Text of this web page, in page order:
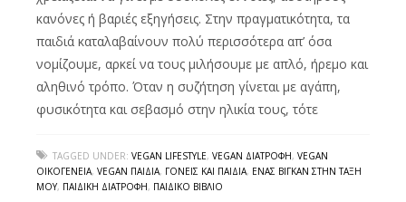
κανόνες ή βαριές εξηγήσεις. Στην πραγματικότητα, τα
παιδιά καταλαβαίνουν πολύ περισσότερα απ’ όσα
νομίζουμε, αρκεί να τους μιλήσουμε με απλό, ήρεμο και
αληθινό τρόπο. Όταν η συζήτηση γίνεται με αγάπη,
φυσικότητα και σεβασμό στην ηλικία τους, τότε
TAGGED UNDER: VEGAN LIFESTYLE, VEGAN ΔΙΑΤΡΟΦΉ, VEGAN
ΟΙΚΟΓΈΝΕΙΑ, VEGAN ΠΑΙΔΙΆ, ΓΟΝΕΊΣ ΚΑΙ ΠΑΙΔΙΆ, ΈΝΑΣ ΒΊΓΚΑΝ ΣΤΗΝ ΤΆΞΗ
ΜΟΥ, ΠΑΙΔΙΚΉ ΔΙΑΤΡΟΦΉ, ΠΑΙΔΙΚΌ ΒΙΒΛΊΟ